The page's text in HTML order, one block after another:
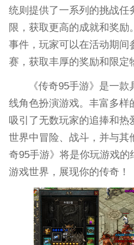
统则提供了一系列的挑战任
限，获取更高的成就和奖
事件，玩家可以在活动期间
赛，获取丰厚的奖励和限定
《传奇95手游》是一
线角色扮演游戏。丰富多样
吸引了无数玩家的追捧和热
世界中冒险、战斗，并与其
奇95手游》将是你玩游戏
游戏世界，展现你的传奇！